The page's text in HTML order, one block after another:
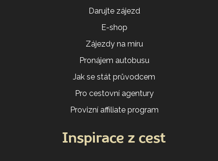
Darujte zájezd
E-shop
Zájezdy na míru
Pronájem autobusu
Jak se stát průvodcem
Pro cestovní agentury
Provizní affiliate program
Inspirace z cest